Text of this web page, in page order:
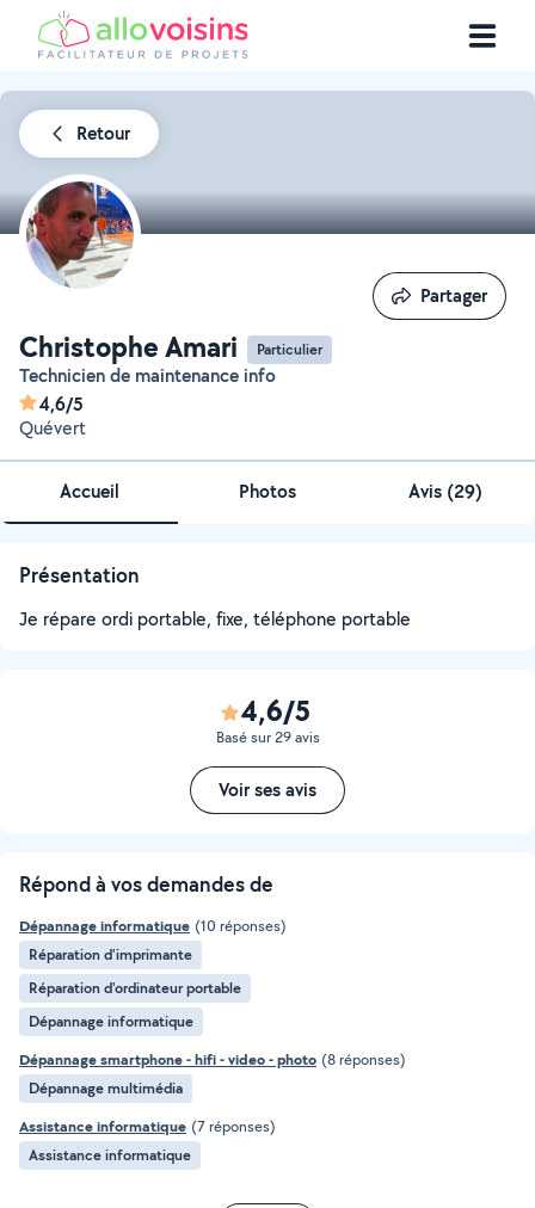
Retour
Christophe Amari Particulier
Technicien de maintenance info
4,6/5
Quévert
Partager
Partager
Accueil Photos Avis (29)
Présentation
Je répare ordi portable, fixe, téléphone portable
4,6/5
Basé sur 29 avis
Voir ses avis
Répond à vos demandes de
Dépannage informatique (10 réponses)
Réparation d'imprimante
Réparation d'ordinateur portable
Dépannage informatique
Dépannage smartphone - hifi - video - photo (8 réponses)
Dépannage multimédia
Assistance informatique (7 réponses)
Assistance informatique